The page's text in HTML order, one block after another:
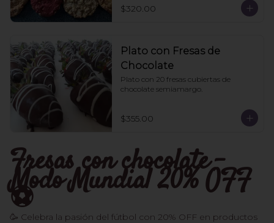
$320.00
Plato con Fresas de
Chocolate
Plato con 20 fresas cubiertas de
chocolate semiamargo.
$355.00
Fresas con chocolate -
Modo Mundial 20% OFF
⚽️
🥳 Celebra la pasión del fútbol con 20% OFF en productos